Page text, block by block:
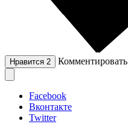
Нравится 2 Комментировать
Facebook
Вконтакте
Twitter